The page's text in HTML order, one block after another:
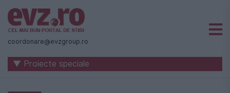
Știri
naționale
internaționale
coordonare@evzgroup.ro
▼ Proiecte speciale